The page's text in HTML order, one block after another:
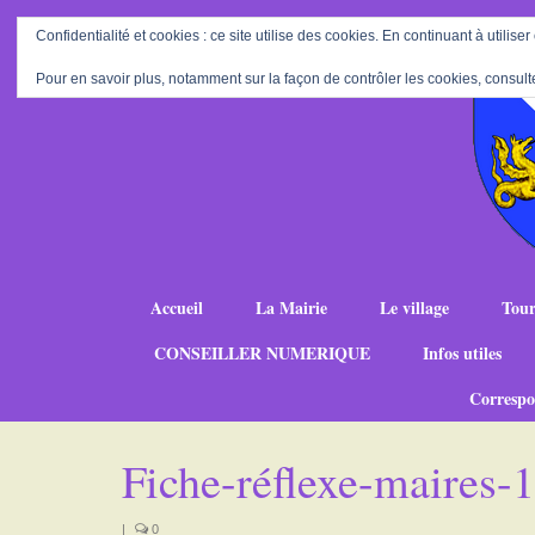
Accueil La Mairie Le village
CONSEILLER NUMERIQUE
Infos utiles
Fiche-réflexe-maires-
| 0
Confidentialité et cookies : ce site utilise des cookies. En continuant à
Pour en savoir plus, notamment sur la façon de contrôler les cookies,